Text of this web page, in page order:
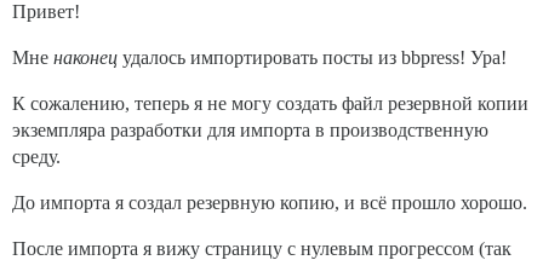
Привет!
Мне наконец удалось импортировать посты из bbpress! Ура!
К сожалению, теперь я не могу создать файл резервной копии
экземпляра разработки для импорта в производственную
среду.
До импорта я создал резервную копию, и всё прошло хорошо.
После импорта я вижу страницу с нулевым прогрессом (так